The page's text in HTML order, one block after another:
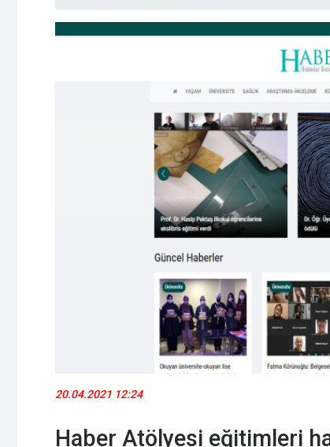
20.04.2021 12:24
Haber Atölyesi eğitimleri